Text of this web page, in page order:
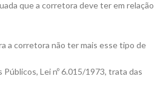
que a corretora deve ter em relação
a corretora não ter mais esse tipo de
Lei nº 6.015/1973, trata das